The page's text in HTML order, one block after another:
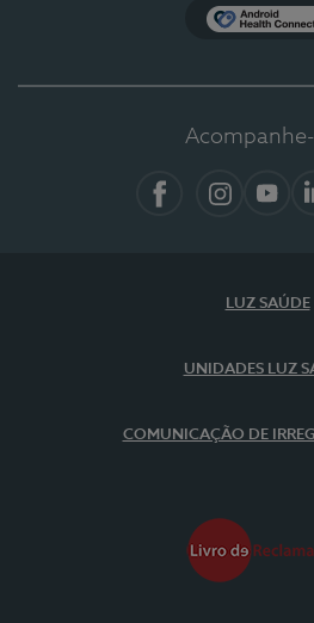
LUZ SAÚDE
UNIDADES LUZ
COMUNICAÇÃO DE